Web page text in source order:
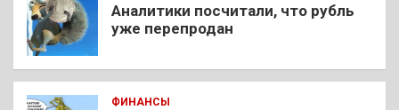
Аналитики посчитали, что рубль
уже перепродан
ФИНАНСЫ